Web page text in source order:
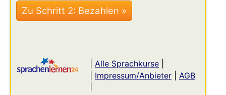
Alle Sprachkurse
Impressum/Anbieter
AGB